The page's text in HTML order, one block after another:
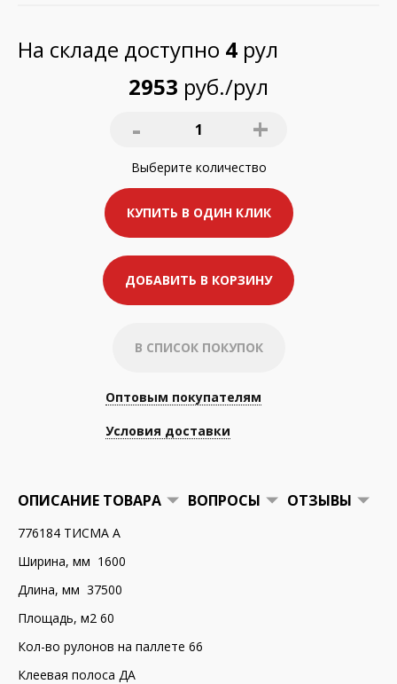
На складе доступно 4 рул
2953 руб./рул
- 1 +
Выберите количество
КУПИТЬ В ОДИН КЛИК
ДОБАВИТЬ В КОРЗИНУ
В СПИСОК ПОКУПОК
Оптовым покупателям
Условия доставки
ОПИСАНИЕ ТОВАРА ВОПРОСЫ ОТЗЫВЫ
776184 ТИСМА A
Ширина, мм 1600
Длина, мм 37500
Площадь, м2 60
Кол-во рулонов на паллете 66
Клеевая полоса ДА